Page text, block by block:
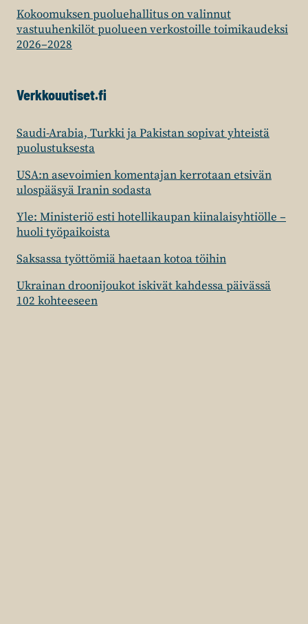
Kokoomuksen puoluehallitus on valinnut
vastuuhenkilöt puolueen verkostoille toimikaudeksi
2026–2028
Verkkouutiset.fi
Saudi-Arabia, Turkki ja Pakistan sopivat yhteistä
puolustuksesta
USA:n asevoimien komentajan kerrotaan etsivän
ulospääsyä Iranin sodasta
Yle: Ministeriö esti hotellikaupan kiinalaisyhtiölle –
huoli työpaikoista
Saksassa työttömiä haetaan kotoa töihin
Ukrainan droonijoukot iskivät kahdessa päivässä
102 kohteeseen